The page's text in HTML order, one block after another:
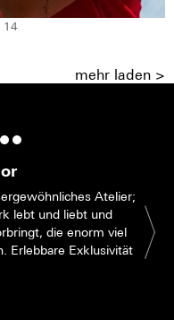
14
mehr laden >
Atelier;
lebt und liebt und
die enorm viel
Erlebbare Exklusivität